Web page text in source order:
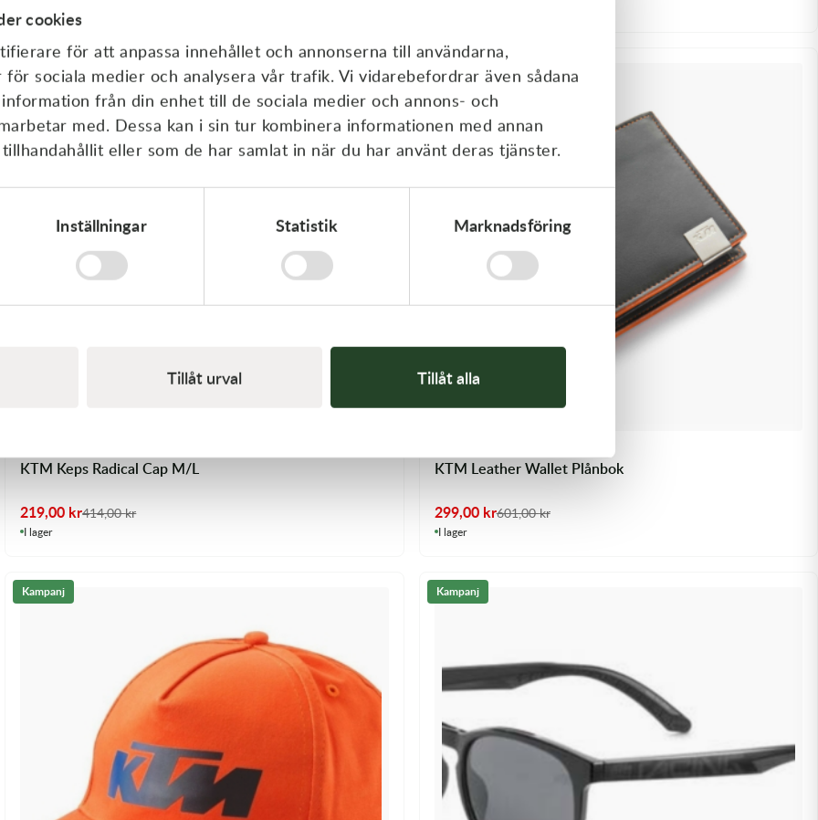
cookies
för att anpassa innehållet och annonserna till användarna,
sociala medier och analysera vår trafik. Vi vidarebefordrar även sådana
från din enhet till de sociala medier och annons- och
med. Dessa kan i sin tur kombinera informationen med annan
eller som de har samlat in när du har använt deras tjänster.
Inställningar Statistik Marknadsföring
Tillåt urval Tillåt alla
Kampanj
KTM Keps Radical Cap M/L
219,00 kr414,00kr
I lager
Kampanj
KTM Leather Wallet Plånbok
299,00 kr601,00kr
I lager
Kampanj Kampanj